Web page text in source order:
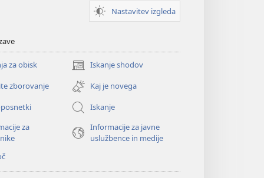
Nastavitev izgleda
za obisk Iskanje shodov
(odpre
novo
okno)
zborovanje
Kaj je novega
Iskanje
za
Informacije za javne
uslužbence in medije